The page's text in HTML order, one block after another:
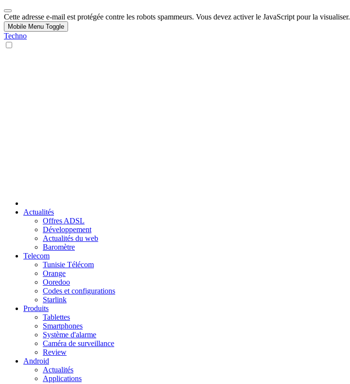
Cette adresse e-mail est protégée contre les robots spammeurs. Vous devez activer le JavaScript pour la visualiser.
Mobile Menu Toggle
Techno
Actualités
Offres ADSL
Développement
Actualités du web
Baromètre
Telecom
Tunisie Télécom
Orange
Ooredoo
Codes et configurations
Starlink
Produits
Tablettes
Smartphones
Système d'alarme
Caméra de surveillance
Review
Android
Actualités
Applications